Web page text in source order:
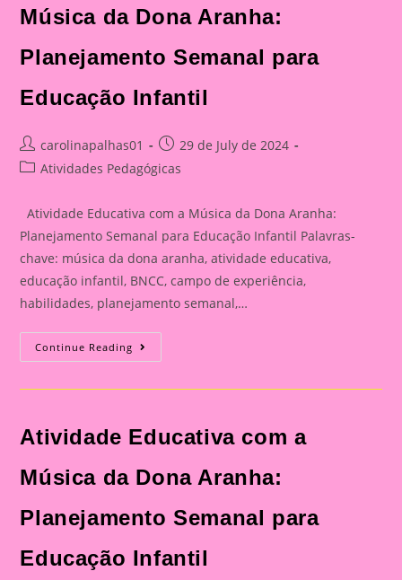
Música da Dona Aranha:
Planejamento Semanal para
Educação Infantil
Post
author:
carolinapalhas01
Post
published:
29 de July de 2024
PostAtividades Pedagógicas
Atividade Educativa com a Música da Dona Aranha:
Planejamento Semanal para Educação Infantil Palavras-
chave: música da dona aranha, atividade educativa,
educação infantil, BNCC, campo de experiência,
habilidades, planejamento semanal,…
Continue Reading Atividade
Educativa
A
Aranha:
Planejamento
Para
Educação
Atividade Educativa com a
Música da Dona Aranha:
Planejamento Semanal para
Educação Infantil